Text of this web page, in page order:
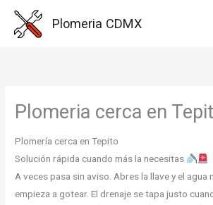
Plomeria CDMX
Plomeria cerca en
Plomería cerca en Tepito
Solución rápida cuando más la necesitas
A veces pasa sin aviso. Abres la llave y el agua
empieza a gotear. El drenaje se tapa justo